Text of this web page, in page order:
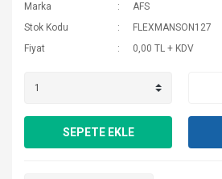
Marka
AFS
Stok Kodu
FLEXMANSON127
Fiyat
0,00 TL + KDV
SEPETE EKLE